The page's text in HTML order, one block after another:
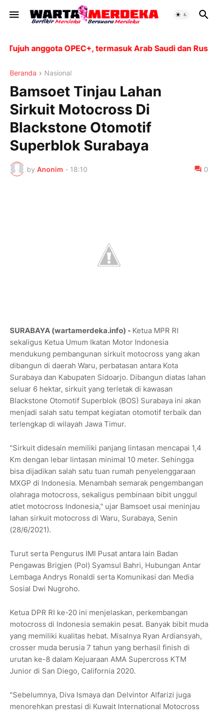
anggota OPEC+, termasuk Arab Saudi dan Rusia,
Beranda Nasional
Bamsoet Tinjau Lahan
Sirkuit Motocross Di
Blackstone Otomotif
Superblok Surabaya
by Anonim - 18:10 0
SURABAYA (wartamerdeka.info) - Ketua MPR RI
sekaligus Ketua Umum Ikatan Motor Indonesia
mendukung pembangunan sirkuit motocross yang akan
dibangun di daerah Waru, perbatasan antara Kota
Surabaya dan Kabupaten Sidoarjo. Dibangun diatas lahan
seluar 6 hektar, sirkuit yang terletak di kawasan
Blackstone Otomotif Superblok (BOS) Surabaya ini akan
menjadi salah satu tempat kegiatan otomotif terbaik dan
terlengkap di wilayah Jawa Timur.
"Sirkuit didesain memiliki panjang lintasan mencapai 1,4
Km dengan lebar lintasan minimal 10 meter. Sehingga
bisa dijadikan salah satu tuan rumah penyelenggaraan
MXGP di Indonesia. Menambah semarak pengembangan
olahraga motocross, sekaligus pembinaan bibit unggul
atlet motocross Indonesia," ujar Bamsoet usai meninjau
lahan sirkuit motocross di Waru, Surabaya, Senin
(28/6/2021).
Turut serta Pengurus IMI Pusat antara lain Badan
Pengawas Brigjen (Pol) Syamsul Bahri, Hubungan Antar
Lembaga Andrys Ronaldi serta Komunikasi dan Media
Sosial Dwi Nugroho.
Ketua DPR RI ke-20 ini menjelaskan, perkembangan
motocross di Indonesia semakin pesat. Banyak bibit muda
yang memiliki kualitas hebat. Misalnya Ryan Ardiansyah,
crosser muda berusia 7 tahun yang berhasil finish di
urutan ke-8 dalam Kejuaraan AMA Supercross KTM
Junior di San Diego, California 2020.
"Sebelumnya, Diva Ismaya dan Delvintor Alfarizi juga
menorehkan prestasi di Kuwait International Motocross